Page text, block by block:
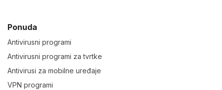
Ponuda
Antivirusni programi
Antivirusni programi za tvrtke
Antivirusi za mobilne uređaje
VPN programi